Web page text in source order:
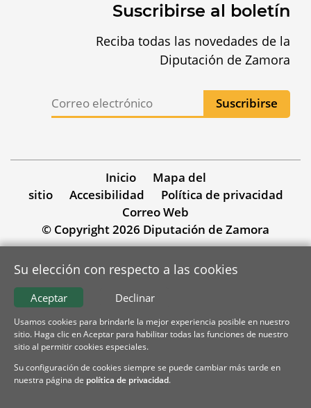
Suscribirse al boletín
Reciba todas las novedades de la
Diputación de Zamora
Inicio
Mapa del
sitio
Accesibilidad
Política de privacidad
Correo Web
© Copyright 2026 Diputación de Zamora
Su elección con respecto a las cookies
Declinar
Aceptar
Usamos cookies para brindarle la mejor experiencia posible en nuestro
sitio. Haga clic en Aceptar para habilitar todas las funciones de nuestro
sitio al permitir cookies especiales.
Su configuración de cookies siempre se puede cambiar más tarde en
nuestra página de política de privacidad.